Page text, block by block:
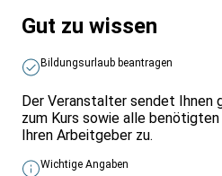
Gut zu wissen
Bildungsurlaub beantragen
Der Veranstalter sendet Ihnen
zum Kurs sowie alle
Ihren Arbeitgeber zu.
Wichtige Angaben